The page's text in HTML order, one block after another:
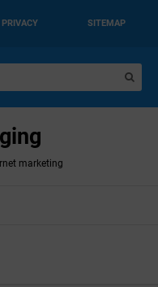
PRIVACY SITEMAP
marketing